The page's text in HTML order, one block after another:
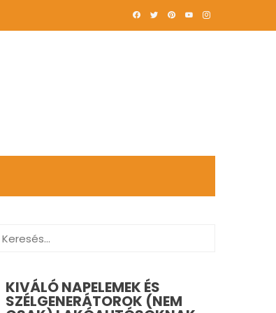
Keresés:
KIVÁLÓ NAPELEMEK ÉS
SZÉLGENERÁTOROK (NEM